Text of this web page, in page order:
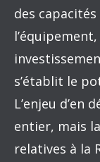
des
s’établit le
L’enjeu
entier, mais
relatives à la